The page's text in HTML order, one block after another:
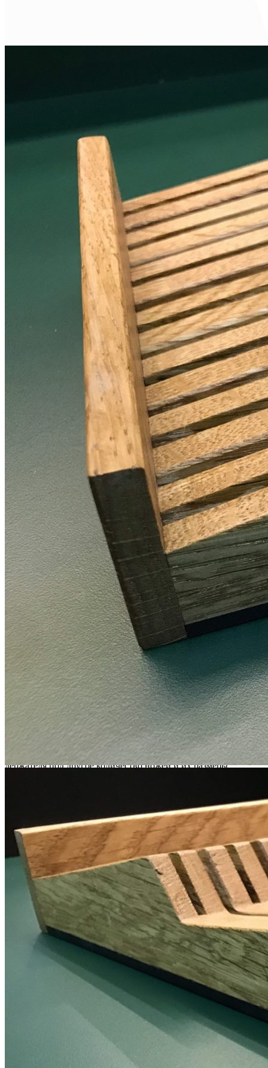
Деревянный держатель BLACKWOOD для 13 ножей
Держатель предназначен для безопасного и удобного
хранения кухонных ножей. Аксессуар может использоваться
как в составе лотков для столовых приборов TETRIS, так и
отдельно в качестве самостоятельного органайзера.
Ложемент изготовлен из цельного массива дуба, что
обеспечивает изделию высокую прочность, долговечность и
эстетичный внешний вид. В нижней части предусмотрены
резиновые ножки, благодаря которым держатель надежно
фиксируется, не скользит и не повреждает поверхность ящика
Предназначен для хранения 13 кухонных ножей.
Может использоваться отдельно или совместно с
лотками TETRIS.
Подходит для установки во вставку А лотков TETRIS.
Оснащен противоскользящими резиновыми ножками.
Ширина: 140 мм
Длина: 402 мм
Материал: массив дуба
Материал основания: влагостойкий окрашенный в массе
мдф (Португалия)
Покрытие: натуральное масло / полиуретановый лак
Комплектация
В комплект входит:
Держатель для 13 ножей — 1 шт.
Обратите внимание: ножи в комплект не входят и
приобретаются отдельно.
Особенности использования
Держатель легко устанавливается в лотки со вставкой А. Для
установки необходимо наличие отсека А шириной 131 мм.
По индивидуальному заказу возможно изменение размеров
держателя под другое количество ножей и их размеры.
Преимущества
• Надежное и безопасное хранение кухонных ножей.
• Изготовлен из цельного массива дуба.
• Прочная конструкция и длительный срок службы.
• Резиновые ножки предотвращают скольжение и защищают
поверхность от царапин.
• Возможность использования как отдельно, так и совместно с
лотками TETRIS.
• Высокое качество исполнения и ручная обработка деталей.
Сделано вручную в России